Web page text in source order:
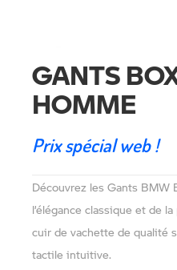
GANTS
HOMME
Prix spécial web !
Découvrez les Gants BMW
l’élégance classique et de
cuir de vachette de qualité
tactile intuitive.